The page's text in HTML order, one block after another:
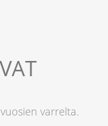
varrelta.